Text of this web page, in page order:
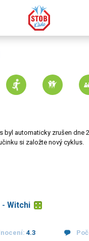
byl automaticky zrušen dne
si založte nový cyklus.
- Witchi
4.3